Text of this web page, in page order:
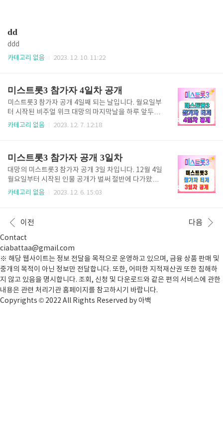
dd
ddd
카테고리 없음 2023. 12. 10. 11:22
미스트롯3 참가자 4일차 공개
미스트롯3 참가자 공개 4일째 되는 날입니다. 월요일부
터 시작된 비주얼 위크 대망의 마지막날을 하루 앞두고
있습니다. 오늘도 14명의 참가자의 티저영상이 공개되
가자 함께 보시겠습니다. 👉 미스트롯3 방청신청 바로
가기 미스트롯3 참가자 4일 차 공개 미스트롯3 참가자
정서주입니다. 정서주 님은 2008년생으로 중학생의 어
린 나이에 활동 중인 여성 가수입니다. 워너뮤직 소속이
며, 데뷔하기 전부터 트로트 커버영상들이 인기가 많았
사람들의 반응이 많습니다. 동양적인 외모로 활발한 성
격으로 미스트롯3 정서주..
카테고리 없음 2023. 12. 7. 12:18
미스트롯3 참가자 공개 3일차
대망의 미스트롯3 참가자 공개 3일 차입니다. 12월 4일
월요일부터 시작된 인물 공개가 벌써 절반에 다가왔습
니다. 미스트롯 1, 2 시청률 높았었던 만큼 이번에는 본
시겠습니다. 미스트롯3 참가자 공개 3일 차 미스트롯3
참가자 양서윤입니다. 양서윤은 현재 뮤지컬배우이자 2
020년까지 활동한 핑크레이디 그룹의 보컬입니다. 뮤
지컬로는 베어 더 뮤지컬, 그리스, 쿠로이 저택엔 누가
살고 있을까?, 또! 오해영 등에서 작품활동을 했습니다.
충중한 외모에 가창력까지 뛰어나서 느낌 좋은 참가자
입니다. 양서윤 인스타그램(https://www.instagra
m.com/yunie1007)은 활발히 운영 중입니다..
카테고리 없음 2023. 12. 6. 15:03
이전 다음
Contact
ciabattaa@gmail.com
※ 해당 웹사이트는 정보 전달을 목적으로 운영하고 있으며, 금융 상품 판매 및
중개의 목적이 아닌 정보만 전달합니다. 또한, 어떠한 지적재산권 또한 침해하
지 않고 있음을 명시합니다. 조회, 신청 및 다운로드와 같은 편의 서비스에 관한
내용은 관련 처리기관 홈페이지를 참고하시기 바랍니다.
Copyrights © 2022 All Rights Reserved by 아백